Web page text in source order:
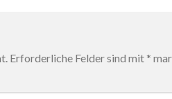
Erforderliche Felder sind mit *